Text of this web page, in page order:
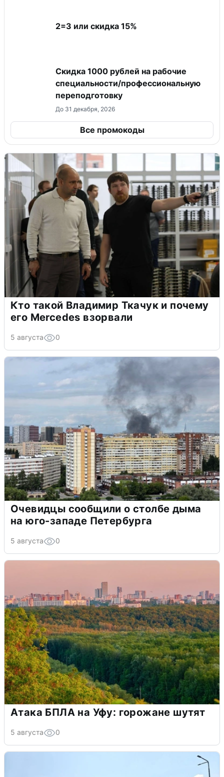
2=3 или скидка 15%
Скидка 1000 рублей на рабочие
специальности/профессиональную
переподготовку
До 31 декабря, 2026
Все промокоды
Кто такой Владимир Ткачук и почему
его Mercedes взорвали
5 августа 0
Очевидцы сообщили о столбе дыма
на юго-западе Петербурга
5 августа 0
Атака БПЛА на Уфу: горожане шутят
5 августа 0